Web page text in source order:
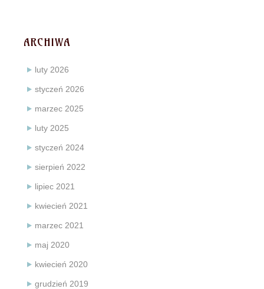
ARCHIWA
luty 2026
styczeń 2026
marzec 2025
luty 2025
styczeń 2024
sierpień 2022
lipiec 2021
kwiecień 2021
marzec 2021
maj 2020
kwiecień 2020
grudzień 2019